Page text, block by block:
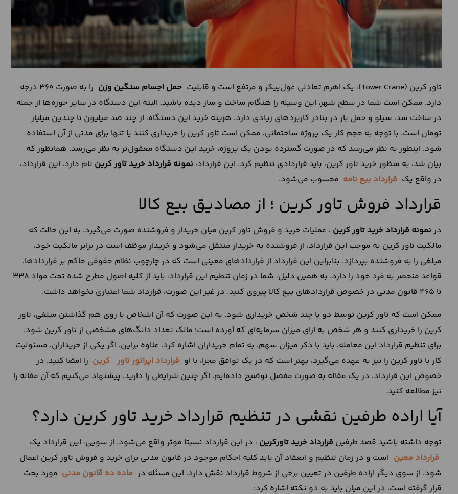
تاور کرین (Tower Crane)، یک اهرم تعادلی غول‌پیکر و مرتفع است و قابلیت حمل اجسام سنگین وزن
را به صورت 360 درجه
دارد. ممکن است شما در سطح شهر، این وسیله را هنگام ساخت و ساز دیده باشید. البته این دستگاه در سایر حوزه‌ها از جمله
در ساخت سد، سیلو و حمل بار در بنادر کاربردهای زیادی دارد. هزینه خرید این دستگاه، از چند صد میلیون تا چندین میلیار
تومان است. با توجه به حجم کار یک پروژه ساختمانی، ممکن است تاور کرین را خریداری کنند یا تنها برای مدتی از آن استفاده
شود. اینطور به نظر می‌رسد که در صورت گسترده بودن یک پروژه، خرید این دستگاه معقول‌تر به نظر می‌رسد. همانطور که
بیان شد، به منظور خرید تاور کرین، باید قراردادی تنظیم کرد. این قرارداد، نمونه قرارداد خرید تاور کرین نام دارد. این قرارداد،
در واقع یک قرارداد بیع نامه محسوب می‌شود.
قرارداد فروش تاور کرین ؛ از مصادیق بیع کالا
در نمونه قرارداد خرید تاور کرین ، عملیات خرید و فروش تاور کرین میان خریدار و فروشنده صورت می‌گیرد. به این حالت که
مالکیت تاور کرین به موجب این قرارداد، از فروشنده به خریدار منتقل می‌شود و خریدار موظف است در برابر مالکیت خود،
مبلغی را به فروشنده بپردازد. بنابراین این قرارداد از قراردادهای معینی است که در چارچوب نظام حقوقی حاکم بر قراردادها،
قواعد منحصر به فرد خود را دارد. به همین دلیل، شما در زمان تنظیم این قرارداد، باید از کلیه اصول مطرح شده تحت مواد 338
تا 465 قانون مدنی در خصوص قراردادهای بیع کالا پیروی کنید. در غیر این صورت، قرارداد شما اعتباری نخواهد داشت.
ممکن است که تاور کرین توسط دو یا چند شخص خریداری شود. به این صورت که آن اشخاص با روی هم گذاشتن مبلغی، تاور
کرین را خریداری کنند و هر شخص به ازای میزان سرمایه‌ای که آورده است؛ مالک تعداد دانگ‌های مشخصی از تاور کرین شود.
برای تنظیم قرارداد این معامله، باید با ذکر میزان سهم، به تمام خریداران اشاره کرد. علاوه براین، اگر یکی از خریداران، مسئولیت
کار با تاور کرین را نیز به عهده می‌گیرد، بهتر است که در یک توافق مجزا، با او قرارداد اپراتور تاور کرین را امضا کنید. در
خصوص این قرارداد، در یک مقاله به صورت مفصل توضیح داده‌ایم. اگر چنین شرایطی را دارید، پیشنهاد می‌کنیم که آن مقاله را
نیز مطالعه کنید.
آیا اراده طرفین نقشی در تنظیم قرارداد خرید تاور کرین دارد؟
توجه داشته باشید قصد طرفین قرارداد خرید تاورکرین ، در این قرارداد نسبتا موثر واقع می‌شود. از سویی، این قرارداد یک
قرارداد معین است و در زمان تنظیم و انعقاد آن باید کلیه احکام موجود در قانون مدنی برای خرید و فروش تاور کرین اعمال
شود. از سوی دیگر اراده طرفین در تعیین برخی از شروط قرارداد نقش دارد. این مسئله در ماده ده قانون مدنی مورد بحث
قرار گرفته است. در این میان باید به دو نکته اشاره کرد: